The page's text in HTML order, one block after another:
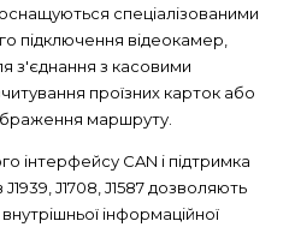
спеціалізованими
підключення відеокамер,
з'єднання з касовими
проїзних карток або
маршруту.
інтерфейсу CAN і підтримка
J1708, J1587 дозволяють
інформаційної